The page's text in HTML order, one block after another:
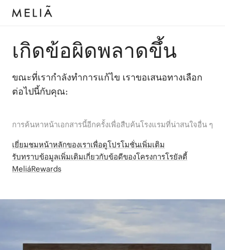
เกิดข้อผิดพลาดขึ้น
ขณะที่เรากำลังทำการแก้ไข เราขอเสนอทางเลือก
ต่อไปนี้กับคุณ:
การค้นหาหน้าเอกสารนี้อีกครั้งเพื่อสืบค้นโรงแรมที่น่าสนใจอื่น ๆ
เยี่ยมชมหน้าหลักของเราเพื่อดูโปรโมชั่นเพิ่มเติม
รับทราบข้อมูลเพิ่มเติมเกี่ยวกับข้อดีของโครงการโรยัลตี้
MeliáRewards